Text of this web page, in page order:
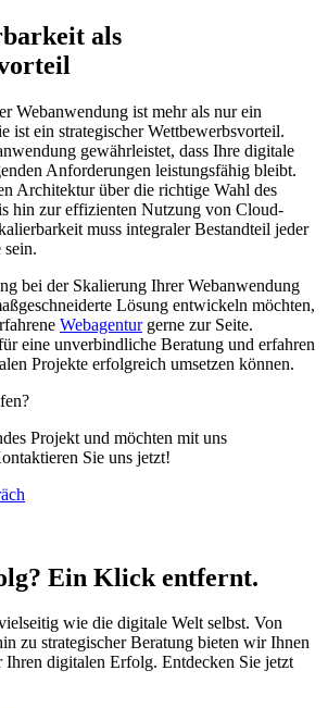
als
Webanwendung ist mehr als nur ein
ist ein strategischer Wettbewerbsvorteil.
gewährleistet, dass Ihre digitale
Anforderungen leistungsfähig bleibt.
Architektur über die richtige Wahl des
hin zur effizienten Nutzung von Cloud-
muss integraler Bestandteil jeder
bei der Skalierung Ihrer Webanwendung
Lösung entwickeln möchten,
Webagenturgerne zur Seite.
eine unverbindliche Beratung und erfahren
Projekte erfolgreich umsetzen können.
Projekt und möchten mit uns
Sie uns jetzt!
Ein Klick entfernt.
wie die digitale Welt selbst. Von
zu strategischer Beratung bieten wir Ihnen
Ihren digitalen Erfolg. Entdecken Sie jetzt